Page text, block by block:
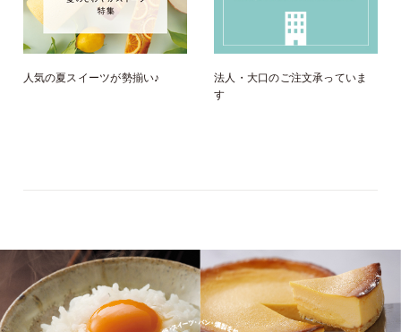
人気の夏スイーツが勢揃い♪
法人・大口のご注文承っていま
す